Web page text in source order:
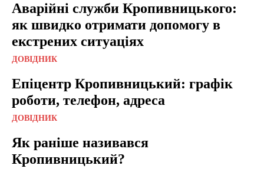
Аварійні служби Кропивницького:
як швидко отримати допомогу в
екстрених ситуаціях
ДОВІДНИК
Епіцентр Кропивницький: графік
роботи, телефон, адреса
ДОВІДНИК
Як раніше називався
Кропивницький?